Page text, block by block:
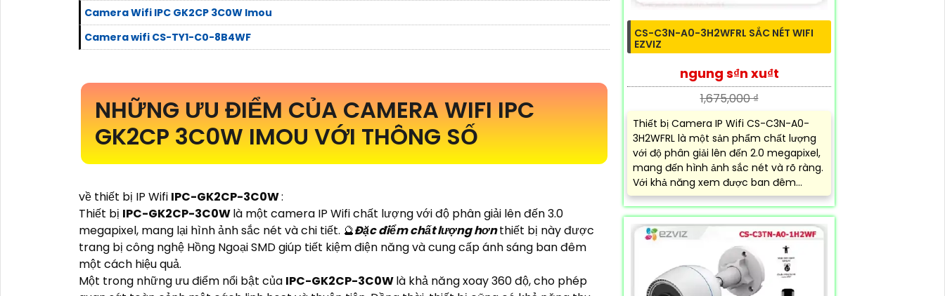
Camera Wifi IPC GK2CP 3C0W Imou
Camera wifi CS-TY1-C0-8B4WF
NHỮNG ƯU ĐIỂM CỦA CAMERA WIFI IPC
GK2CP 3C0W IMOU VỚI THÔNG SỐ
về thiết bị IP Wifi IPC-GK2CP-3C0W:
Thiết bị IPC-GK2CP-3C0Wlà một camera IP Wifi chất lượng với độ phân giải lên đến 3.0
megapixel, mang lại hình ảnh sắc nét và chi tiết. 🔮Đặc điểm chất lượng hơnthiết bị này được
trang bị công nghệ Hồng Ngoại SMD giúp tiết kiệm điện năng và cung cấp ánh sáng ban đêm
một cách hiệu quả.
Một trong những ưu điểm nổi bật của IPC-GK2CP-3C0Wlà khả năng xoay 360 độ, cho phép
CS-C3N-A0-3H2WFRL SẮC NÉT WIFI
EZVIZ
ngung s₫n xu₫t
1,675,000 ₫
Thiết bị Camera IP Wifi CS-C3N-A0-
3H2WFRL là một sản phẩm chất lượng
với độ phân giải lên đến 2.0 megapixel,
mang đến hình ảnh sắc nét và rõ ràng.
Với khả năng xem được ban đêm...